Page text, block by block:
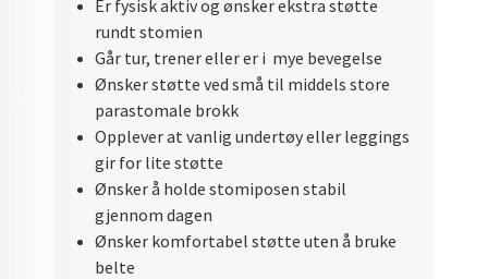
Er fysisk aktiv og ønsker ekstra støtte
rundt stomien
Går tur, trener eller er i mye bevegelse
Ønsker støtte ved små til middels store
parastomale brokk
Opplever at vanlig undertøy eller leggings
gir for lite støtte
Ønsker å holde stomiposen stabil
gjennom dagen
Ønsker komfortabel støtte uten å bruke
belte